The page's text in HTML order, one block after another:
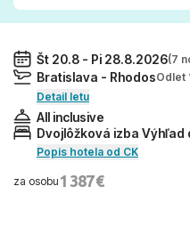
Št 20.8 - Pi 28.8.2026(7
Bratislava - RhodosOdlet
Detail letu
All inclusive
Dvojlôžková izba Výhľad
Popis hotela od CK
za osobu 1 387 €